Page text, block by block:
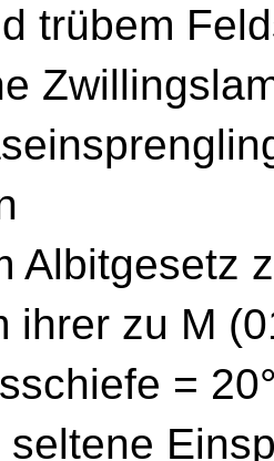
trübem
Albitgesetz
ihrer zu M
=